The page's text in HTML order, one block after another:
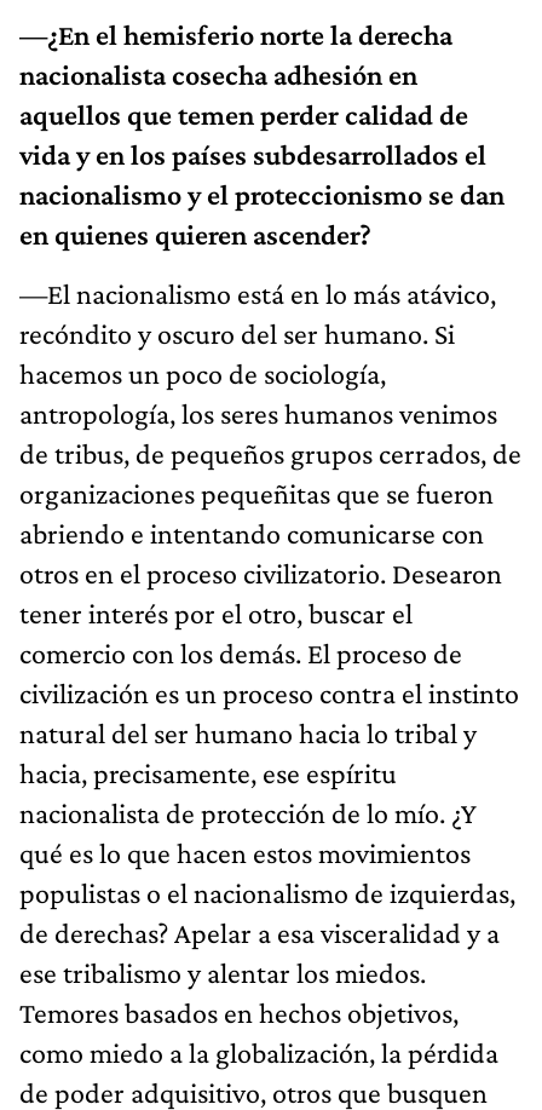
—¿En el hemisferio norte la derecha
nacionalista cosecha adhesión en
aquellos que temen perder calidad de
vida y en los países subdesarrollados el
nacionalismo y el proteccionismo se dan
en quienes quieren ascender?
—El nacionalismo está en lo más atávico,
recóndito y oscuro del ser humano. Si
hacemos un poco de sociología,
antropología, los seres humanos venimos
de tribus, de pequeños grupos cerrados, de
organizaciones pequeñitas que se fueron
abriendo e intentando comunicarse con
otros en el proceso civilizatorio. Desearon
tener interés por el otro, buscar el
comercio con los demás. El proceso de
civilización es un proceso contra el instinto
natural del ser humano hacia lo tribal y
hacia, precisamente, ese espíritu
nacionalista de protección de lo mío. ¿Y
qué es lo que hacen estos movimientos
populistas o el nacionalismo de izquierdas,
de derechas? Apelar a esa visceralidad y a
ese tribalismo y alentar los miedos.
Temores basados en hechos objetivos,
como miedo a la globalización, la pérdida
de poder adquisitivo, otros que busquen